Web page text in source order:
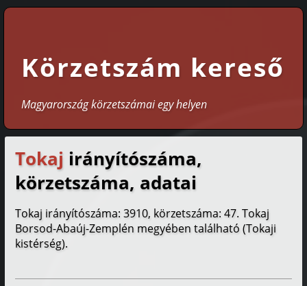
Körzetszám kereső
Magyarország körzetszámai egy helyen
Tokaj irányítószáma,
körzetszáma, adatai
Tokaj irányítószáma: 3910, körzetszáma: 47. Tokaj
Borsod-Abaúj-Zemplén megyében található (Tokaji
kistérség).